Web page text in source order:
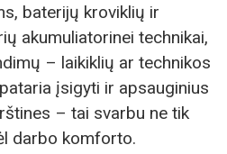
baterijų kroviklių ir
akumuliatorinei technikai,
– laikiklių ar technikos
įsigyti ir apsauginius
– tai svarbu ne tik
darbo komforto.